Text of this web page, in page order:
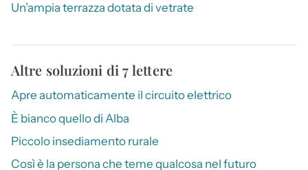
Un’ampia terrazza dotata di vetrate
Altre soluzioni di 7 lettere
Apre automaticamente il circuito elettrico
È bianco quello di Alba
Piccolo insediamento rurale
Così è la persona che teme qualcosa nel futuro